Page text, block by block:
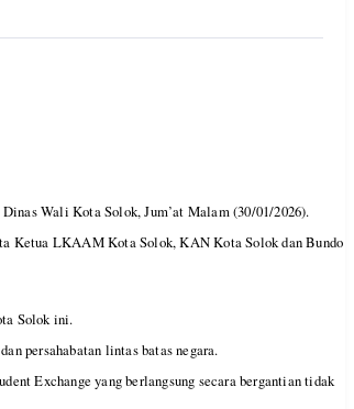
Wali Kota Solok, Jum’at Malam (30/01/2026).
Ketua LKAAM Kota Solok, KAN Kota Solok dan Bundo
Solok ini.
persahabatan lintas batas negara.
Exchange yang berlangsung secara bergantian tidak